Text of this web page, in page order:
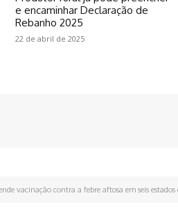
e encaminhar Declaração de
Rebanho 2025
22 de abril de 2025